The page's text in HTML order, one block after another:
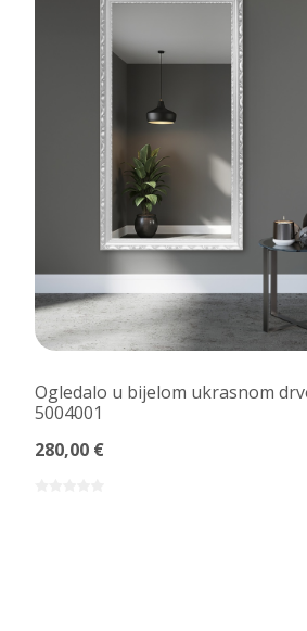
Ogledalo u bijelom ukrasnom
5004001
280,00 €